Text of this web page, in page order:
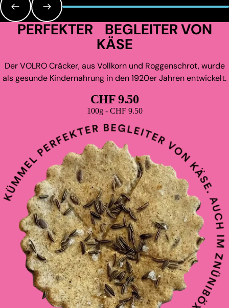
PERFEKTER BEGLEITER VON
KÄSE
Der VOLRO Cräcker, aus Vollkorn und Roggenschrot, wurde
als gesunde Kindernahrung in den 1920er Jahren entwickelt.
CHF 9.50
Grundpreis
100g - CHF 9.50